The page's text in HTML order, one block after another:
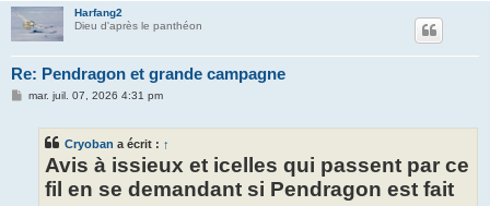
Harfang2
Dieu d'après le panthéon
Re: Pendragon et grande campagne
Mmar. juil. 07, 2026 4:31 pm
Cryoban a écrit : ↑
Avis à issieux et icelles qui passent par ce
fil en se demandant si Pendragon est fait